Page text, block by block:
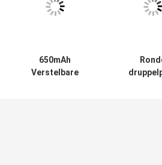
650mAh
Verstelbare